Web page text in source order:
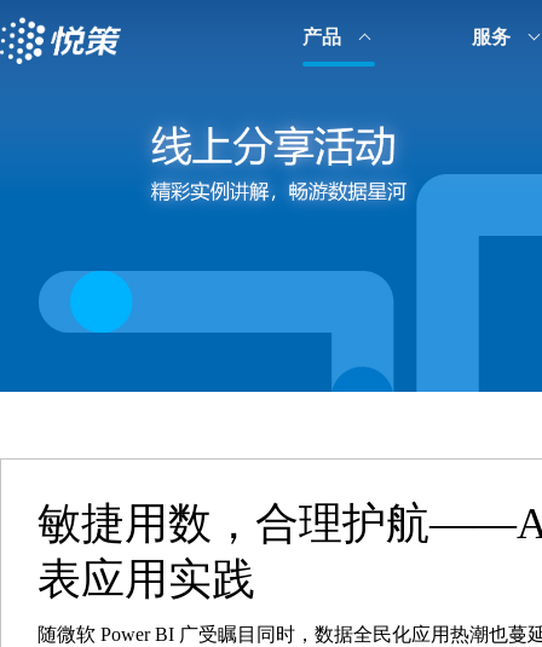
产品 服务
敏捷用数，合理护航
表应用实践
随微软 Power BI 广受瞩目同时，数据全民化应用热潮也